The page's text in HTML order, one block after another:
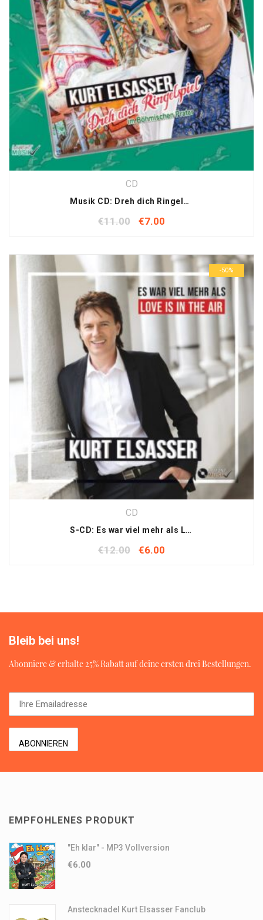
CD
Musik CD: Dreh dich Ringelspiel
€11.00 €7.00
-50%
CD
S-CD: Es war viel mehr als Love is in the air -inkl. Mauspad
€12.00 €6.00
Bleib bei uns!
Abonniere & erhalte 25% Rabatt auf deine ersten drei Bestellungen.
EMPFOHLENES PRODUKT
"Eh klar" - MP3 Vollversion
€6.00
Anstecknadel Kurt Elsasser Fanclub